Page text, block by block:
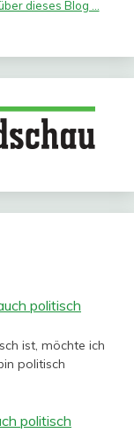
dieses Blog ...
politisch
ist, möchte ich
politisch
politisch